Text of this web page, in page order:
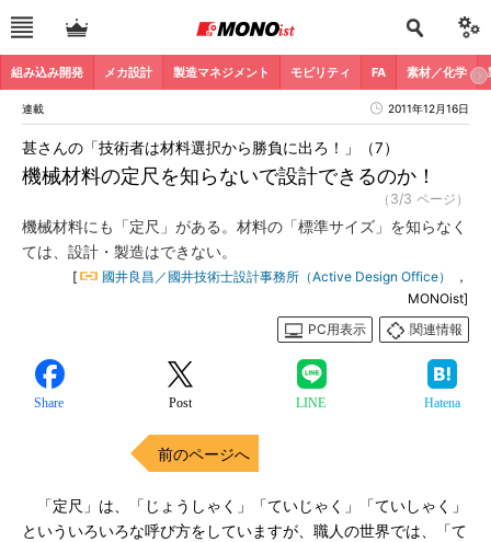
組み込み開発 メカ設計 製造マネジメント モビリティ FA 素材／化学
連載 2011年12月16日
機械材料の定尺を知らないで設計できるのか！
甚さんの「技術者は材料選択から勝負に出ろ！」（7）
（3/3 ページ）
機械材料にも「定尺」がある。材料の「標準サイズ」を知らなく
ては、設計・製造はできない。
[ 國井良昌／國井技術士設計事務所（Active Design Office）
，
MONOist]
PC用表示
関連情報
Share Post LINE Hatena
前のページへ
「定尺」は、「じょうしゃく」「ていじゃく」「ていしゃく」
といういろいろな呼び方をしていますが、職人の世界では、「て